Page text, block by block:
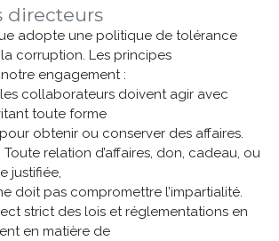
directeurs
adopte une politique de tolérance
corruption. Les principes
engagement :
les collaborateurs doivent agir avec
toute forme
obtenir ou conserver des affaires.
Toute relation d’affaires, don, cadeau, ou
justifiée,
doit pas compromettre l’impartialité.
strict des lois et réglementations en
en matière de